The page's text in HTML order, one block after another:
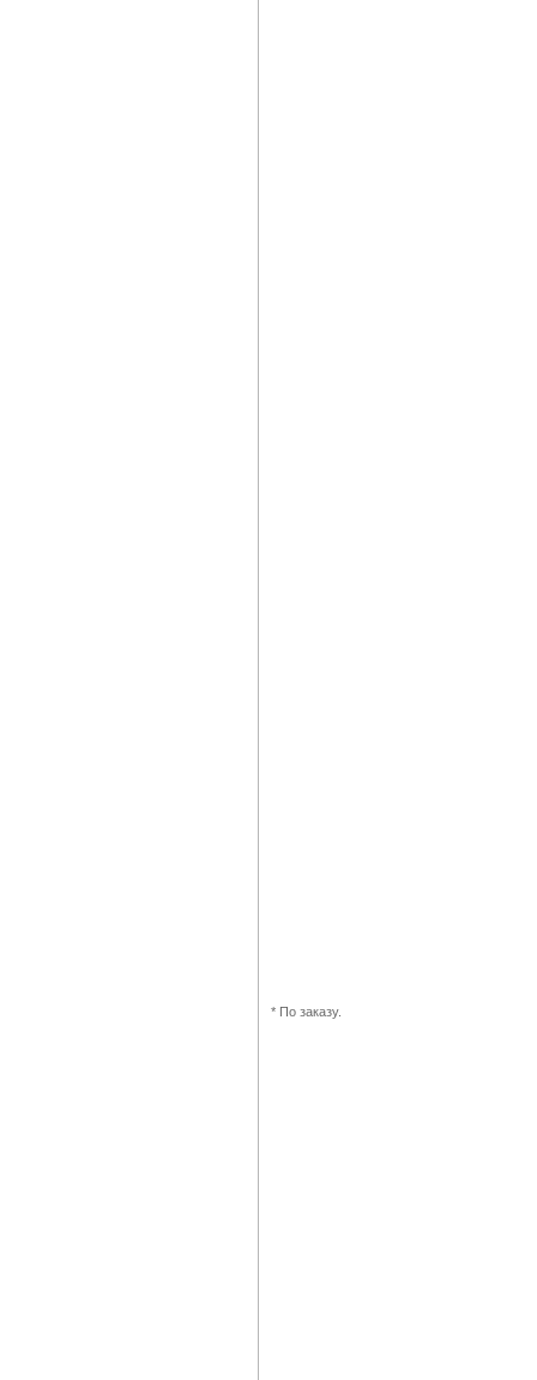
* По заказу.